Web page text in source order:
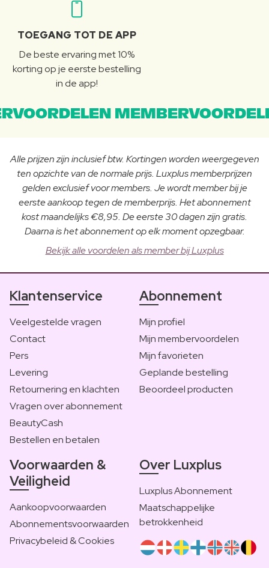
TOEGANG TOT DE APP
De beste ervaring met 10%
korting op je eerste bestelling
in de app!
Alle prijzen zijn inclusief btw. Kortingen worden weergegeven
ten opzichte van de normale prijs. Luxplus memberprijzen
gelden exclusief voor members. Je wordt member bij je
eerste aankoop tegen de memberprijs. Het abonnement
kost maandelijks €8,95. De eerste 30 dagen zijn gratis.
Daarna is het abonnement op elk moment opzegbaar.
Bekijk alle voordelen als member bij Luxplus
Klantenservice
Veelgestelde vragen
Contact
Pers
Levering
Retournering en klachten
Vragen over abonnement
BeautyCash
Bestellen en betalen
Abonnement
Mijn profiel
Mijn membervoordelen
Mijn favorieten
Geplande bestelling
Beoordeel producten
Voorwaarden &
Veiligheid
Aankoopvoorwaarden
Abonnementsvoorwaarden
Privacybeleid & Cookies
Over Luxplus
Luxplus Abonnement
Maatschappelijke
betrokkenheid